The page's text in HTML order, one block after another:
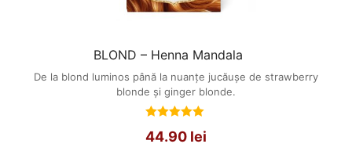
BLOND – Henna Mandala
De la blond luminos până la nuanțe jucăușe de strawberry
blonde și ginger blonde.
la
44.90 lei